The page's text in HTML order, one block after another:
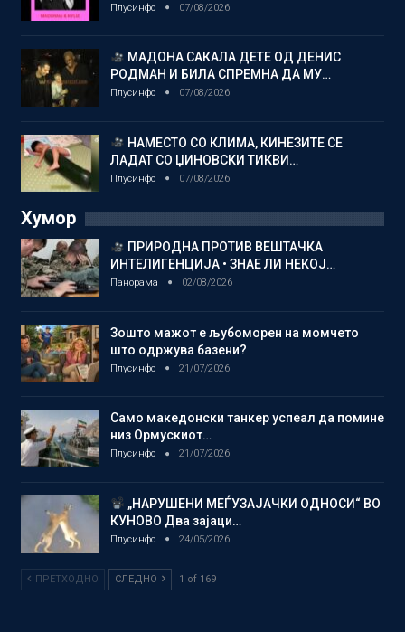
Плусинфо 07/08/2026
МАДОНА САКАЛА ДЕТЕ ОД ДЕНИС
РОДМАН И БИЛА СПРЕМНА ДА МУ…
Плусинфо 07/08/2026
НАМЕСТО СО КЛИМА, КИНЕЗИТЕ СЕ
ЛАДАТ СО ЏИНОВСКИ ТИКВИ…
Плусинфо 07/08/2026
Хумор
ПРИРОДНА ПРОТИВ ВЕШТАЧКА
ИНТЕЛИГЕНЦИЈА • ЗНАЕ ЛИ НЕКОЈ…
Панорама 02/08/2026
Зошто мажот е љубоморен на момчето
што одржува базени?
Плусинфо 21/07/2026
Само македонски танкер успеал да помине
низ Ормускиот…
Плусинфо 21/07/2026
„НАРУШЕНИ МЕЃУЗАЈАЧКИ ОДНОСИ“ ВО
КУНОВО Два зајаци…
Плусинфо 24/05/2026
ПРЕТХОДНО СЛЕДНО 1 of 169